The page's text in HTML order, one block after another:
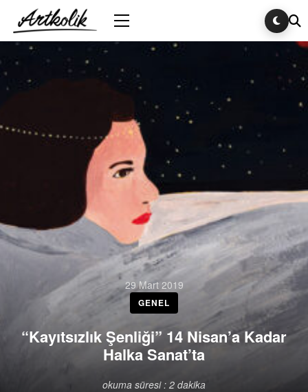
29 Mart 2019
GENEL
“Kayıtsızlık Şenliği” 14 Nisan’a Kadar
Halka Sanat’ta
okuma süresi : 2 dakika